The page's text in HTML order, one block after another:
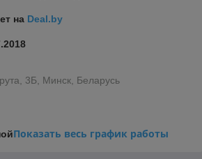
на Deal.by
3Б, Минск, Беларусь
Показать весь график работы